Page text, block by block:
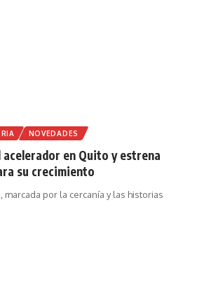
NOVEDADES
en Quito y estrena
su crecimiento
marcada por la cercanía y las historias